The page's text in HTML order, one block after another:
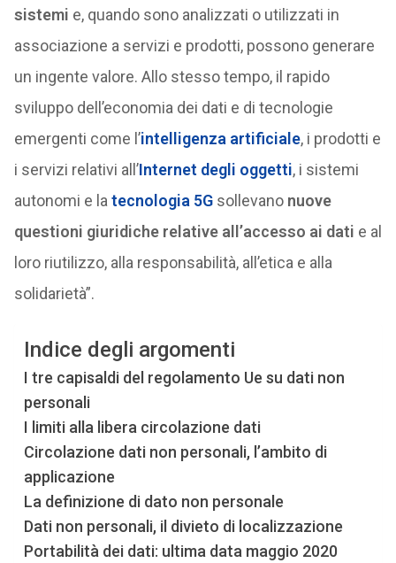
sistemi e, quando sono analizzati o utilizzati in
associazione a servizi e prodotti, possono generare
un ingente valore. Allo stesso tempo, il rapido
sviluppo dell’economia dei dati e di tecnologie
emergenti come l’intelligenza artificiale, i prodotti e
i servizi relativi all’Internet degli oggetti, i sistemi
autonomi e la tecnologia 5Gsollevano nuove
questioni giuridiche relative all’accesso ai dati e al
loro riutilizzo, alla responsabilità, all’etica e alla
solidarietà”.
Indice degli argomenti
I tre capisaldi del regolamento Ue su dati non
personali
I limiti alla libera circolazione dati
Circolazione dati non personali, l’ambito di
applicazione
La definizione di dato non personale
Dati non personali, il divieto di localizzazione
Portabilità dei dati: ultima data maggio 2020